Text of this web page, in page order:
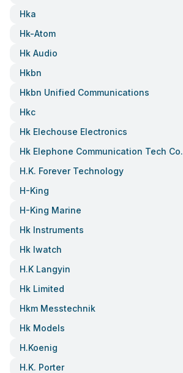
Hka
Hk-Atom
Hk Audio
Hkbn
Hkbn Unified Communications
Hkc
Hk Elechouse Electronics
Hk Elephone Communication Tech Co.
H.k. Forever Technology
H-King
H-King Marine
Hk Instruments
Hk Iwatch
H.k Langyin
Hk Limited
Hkm Messtechnik
Hk Models
H.koenig
H.k. Porter